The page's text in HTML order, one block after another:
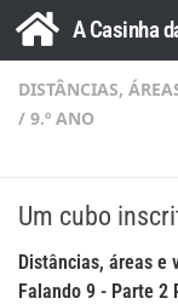
Skip toA Casinha
DISTÂNCIAS,
/ 9.º ANO
Um cubo
Distâncias, áreas e
Falando 9 - Parte 2